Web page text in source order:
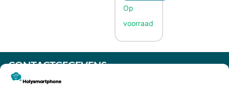
CONTACTGEGEVENS
Heiligeweg 43A